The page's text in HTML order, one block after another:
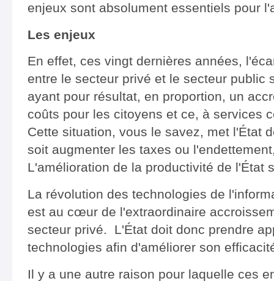
enjeux sont absolument essentiels pour
Les enjeux
En effet, ces vingt dernières années,
entre le secteur privé et le secteur public
ayant pour résultat, en proportion, un
coûts pour les citoyens et ce, à services
Cette situation, vous le savez, met l'État
soit augmenter les taxes ou
L'amélioration de la productivité de l'État
La révolution des technologies de
est au cœur de l'extraordinaire
secteur privé. L'État doit donc prendre
technologies afin d'améliorer son
Il y a une autre raison pour laquelle ces